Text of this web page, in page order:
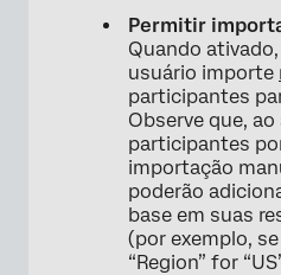
Permitir
Quando
usuário importe
participantes
Observe que,
participantes
importação
poderão
base em suas
(por exemplo,
“Region” for